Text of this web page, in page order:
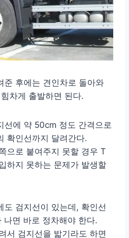
준 후에는 견인차로 돌아와
차게 출발하면 된다.
선에 약 50cm 정도 간격으로
확인선까지 달려간다.
으로 붙여주지 못할 경우 T
하지 못하는 문제가 발생할
도 검지선이 있는데, 확인선
나면 바로 정차해야 한다.
서 검지선을 밟기라도 하면